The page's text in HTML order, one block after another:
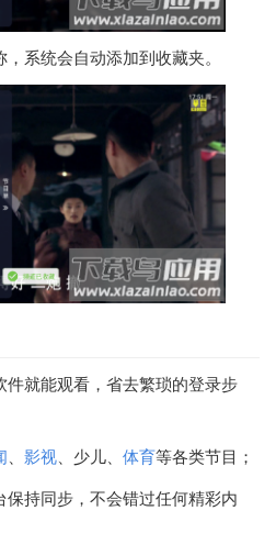
系统会自动添加到收藏夹。
件就能观看，省去繁琐的登录步
影视 、少儿、 体育等各类节目；
持同步，不会错过任何精彩内